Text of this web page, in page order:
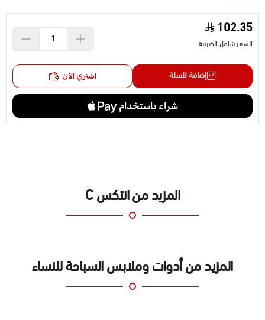
والبيئات تحت الماء\nأنشطة ترفيهية ممتعة
102.35
السعر شامل الضريبة
إضافة للسلة اشتري الآن
المزيد من انتكس C
المزيد من أدوات وملابس السباحة للنساء